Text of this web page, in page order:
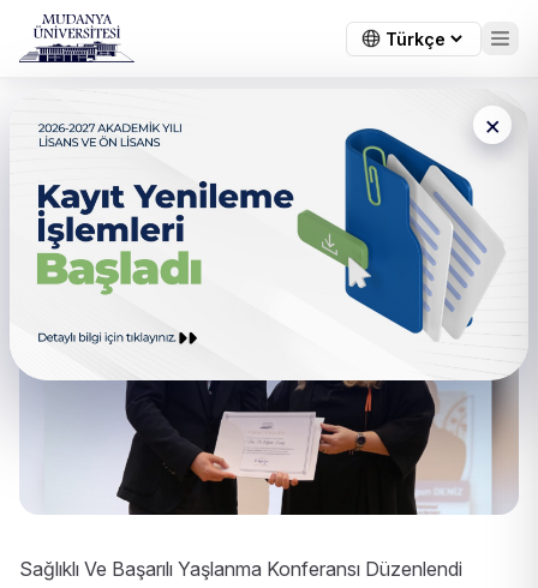
×
Sağlıklı Ve Başarılı Yaşlanma
Konferansı Düzenlendi
Sağlıklı Ve Başarılı Yaşlanma Konferansı Düzenlendi